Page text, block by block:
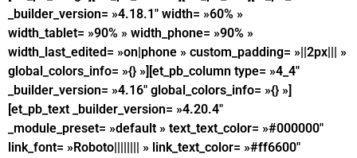
_builder_version= »4.18.1″ width= »60% »
width_tablet= »90% » width_phone= »90% »
width_last_edited= »on|phone » custom_padding= »||2px||| »
global_colors_info= »{} »][et_pb_column type= »4_4″
_builder_version= »4.16″ global_colors_info= »{} »]
[et_pb_text _builder_version= »4.20.4″
_module_preset= »default » text_text_color= »#000000″
link_font= »Roboto|||||||| » link_text_color= »#ff6600″